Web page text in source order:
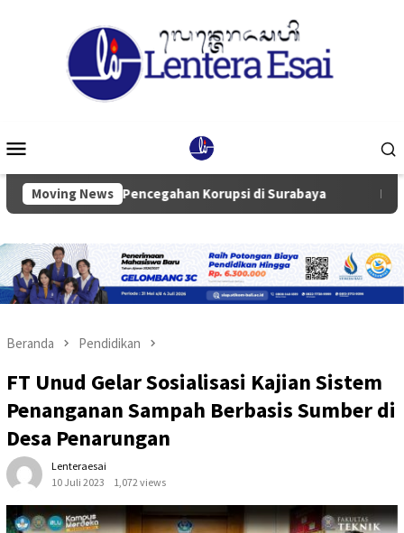
Mobile
Moving News
dan Pencegahan Korupsi di Surabaya Ketua Komisi
Beranda Pendidikan
FT Unud Gelar Sosialisasi Kajian Sistem
Penanganan Sampah Berbasis Sumber di
Desa Penarungan
Lenteraesai
10 Juli 2023
1,072 views